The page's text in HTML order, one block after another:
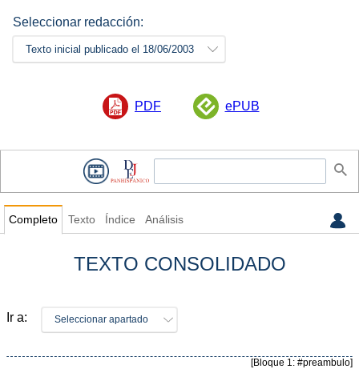
Seleccionar redacción:
Texto inicial publicado el 18/06/2003
PDF ePUB
Completo Texto Índice Análisis
TEXTO CONSOLIDADO
Ir a: Seleccionar apartado
[Bloque 1: #preambulo]